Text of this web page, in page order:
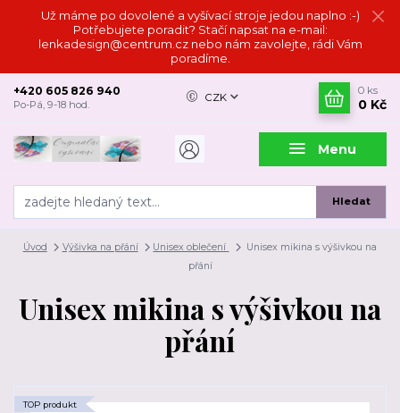
Už máme po dovolené a vyšívací stroje jedou naplno :-)
Potřebujete poradit? Stačí napsat na e-mail:
lenkadesign@centrum.cz nebo nám zavolejte, rádi Vám
poradíme.
Menu
CZK
Hledat
+420 605 826 940
Po-Pá, 9-18 hod.
0 ks
0 Kč
Úvod Výšivka na přání Unisex oblečení
Unisex mikina s výšivkou na
přání
Unisex mikina s výšivkou na
přání
TOP produkt